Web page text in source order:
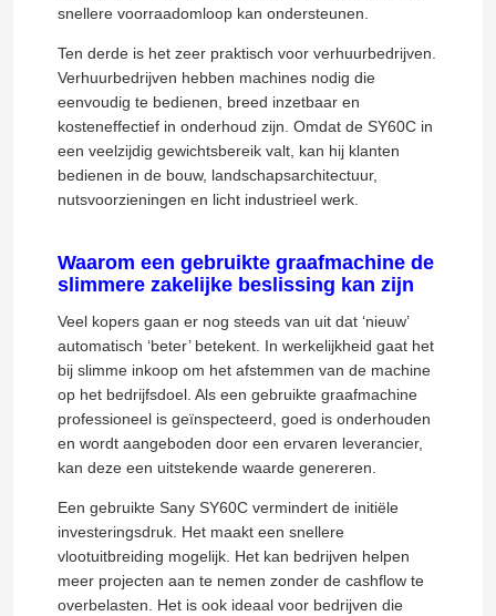
snellere voorraadomloop kan ondersteunen.
Ten derde is het zeer praktisch voor verhuurbedrijven.
Verhuurbedrijven hebben machines nodig die
eenvoudig te bedienen, breed inzetbaar en
kosteneffectief in onderhoud zijn. Omdat de SY60C in
een veelzijdig gewichtsbereik valt, kan hij klanten
bedienen in de bouw, landschapsarchitectuur,
nutsvoorzieningen en licht industrieel werk.
Waarom een ​​gebruikte graafmachine de
slimmere zakelijke beslissing kan zijn
Veel kopers gaan er nog steeds van uit dat ‘nieuw’
automatisch ‘beter’ betekent. In werkelijkheid gaat het
bij slimme inkoop om het afstemmen van de machine
op het bedrijfsdoel. Als een gebruikte graafmachine
professioneel is geïnspecteerd, goed is onderhouden
en wordt aangeboden door een ervaren leverancier,
kan deze een uitstekende waarde genereren.
Een gebruikte Sany SY60C vermindert de initiële
investeringsdruk. Het maakt een snellere
vlootuitbreiding mogelijk. Het kan bedrijven helpen
meer projecten aan te nemen zonder de cashflow te
overbelasten. Het is ook ideaal voor bedrijven die